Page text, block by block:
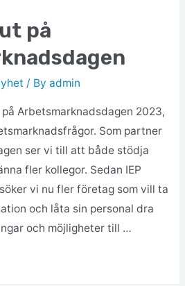
på
/ By admin
Arbetsmarknadsdagen 2023,
Som partner
ser vi till att både stödja
fler kollegor. Sedan IEP
vi nu fler företag som vill ta
och låta sin personal dra
och möjligheter till …